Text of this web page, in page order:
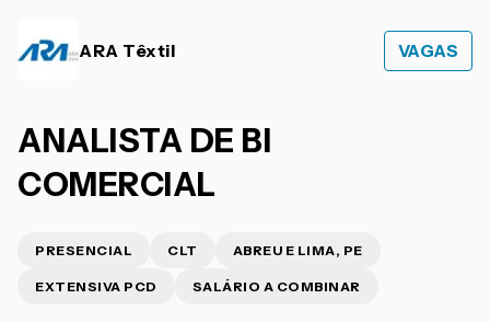
ARA Têxtil VAGAS
ANALISTA DE BI
COMERCIAL
PRESENCIAL CLT ABREU E LIMA, PE
EXTENSIVA PCD SALÁRIO A COMBINAR